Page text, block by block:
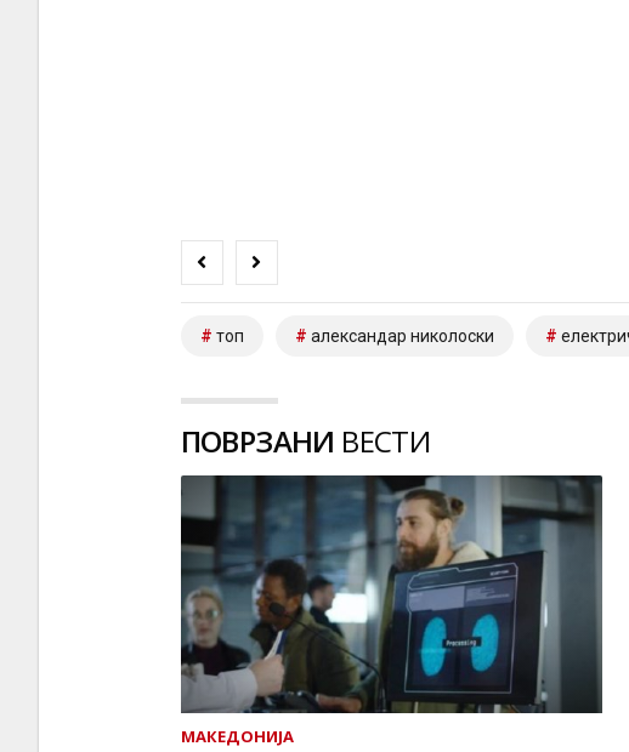
топ александар николоски
ПОВРЗАНИ ВЕСТИ
МАКЕДОНИЈА